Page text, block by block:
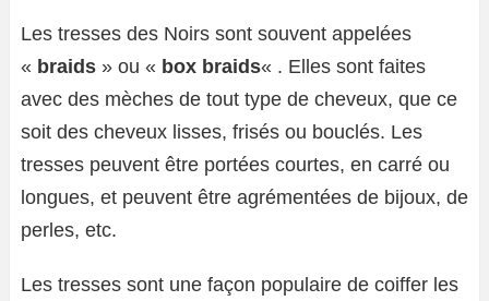
Les tresses des Noirs sont souvent appelées
« braids » ou « box braids« . Elles sont faites
avec des mèches de tout type de cheveux, que ce
soit des cheveux lisses, frisés ou bouclés. Les
tresses peuvent être portées courtes, en carré ou
longues, et peuvent être agrémentées de bijoux, de
perles, etc.
Les tresses sont une façon populaire de coiffer les